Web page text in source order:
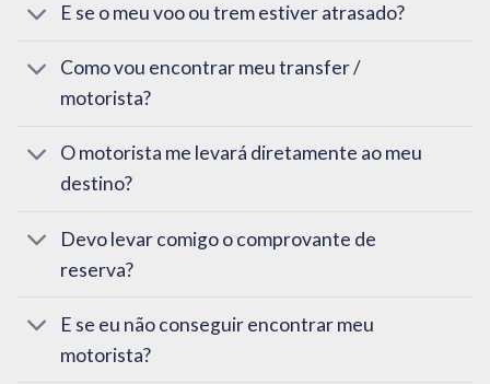
E se o meu voo ou trem estiver atrasado?
Como vou encontrar meu transfer /
motorista?
O motorista me levará diretamente ao meu
destino?
Devo levar comigo o comprovante de
reserva?
E se eu não conseguir encontrar meu
motorista?